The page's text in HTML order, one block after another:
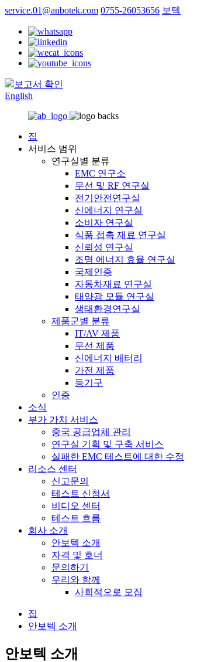
service.01@anbotek.com 0755-26053656 보텍
보고서 확인
English
집
서비스 범위
연구실별 분류
EMC 연구소
무선 및 RF 연구실
전기안전연구실
신에너지 연구실
소비자 연구실
식품 접촉 재료 연구실
신뢰성 연구실
조명 에너지 효율 연구실
국제인증
자동차재료 연구실
태양광 모듈 연구실
생태환경연구실
제품군별 분류
IT/AV 제품
무선 제품
신에너지 배터리
가전 ​​제품
등기구
인증
소식
부가 가치 서비스
중국 공급업체 관리
연구실 기획 및 구축 서비스
실패한 EMC 테스트에 대한 수정
리소스 센터
신고문의
테스트 신청서
비디오 센터
테스트 흐름
회사 소개
안보텍 소개
자격 및 호너
문의하기
우리와 함께
사회적으로 모집
집
안보텍 소개
안보텍 소개